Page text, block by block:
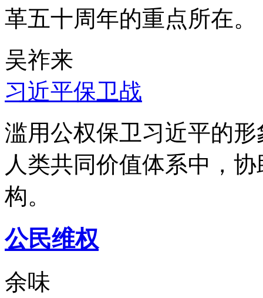
革五十周年的重点所在。
吴祚来
习近平保卫战
滥用公权保卫习近平的
人类共同价值体系中，
构。
公民维权
余味